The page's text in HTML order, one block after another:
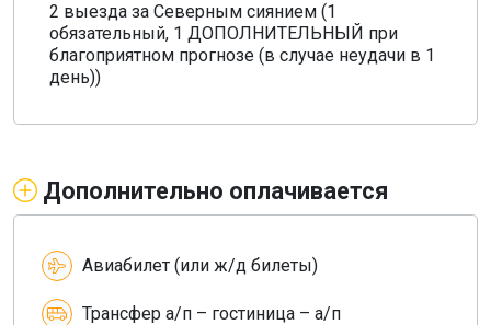
2 выезда за Северным сиянием (1
обязательный, 1 ДОПОЛНИТЕЛЬНЫЙ при
благоприятном прогнозе (в случае неудачи в 1
день))
Дополнительно оплачивается
Авиабилет (или ж/д билеты)
Трансфер а/п – гостиница – а/п